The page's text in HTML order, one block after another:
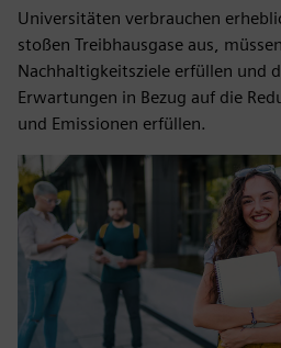
Universitäten verbrauchen
stoßen Treibhausgase aus,
Nachhaltigkeitsziele erfüllen und
Erwartungen in Bezug auf die
und Emissionen erfüllen.